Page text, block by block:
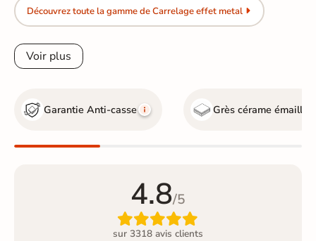
Découvrez toute la gamme de Carrelage effet metal
Voir plus
Garantie Anti-casse Grès cérame émaillé
4.8/5

sur 3318 avis clients